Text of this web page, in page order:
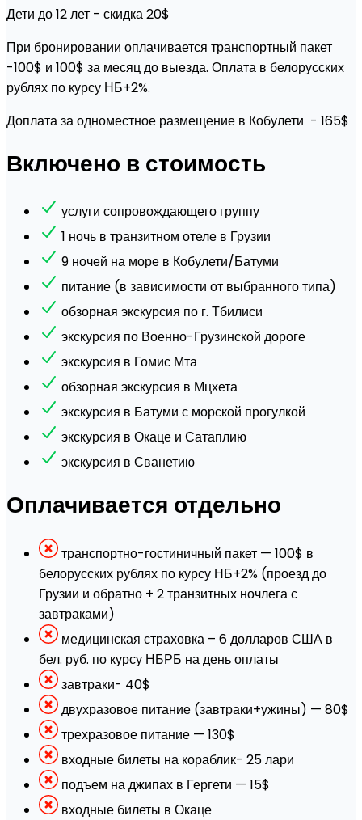
Дети до 12 лет - скидка 20$
При бронировании оплачивается транспортный пакет
-100$ и 100$ за месяц до выезда. Оплата в белорусских
рублях по курсу НБ+2%.
Доплата за одноместное размещение в Кобулети - 165$
Включено в стоимость
услуги сопровождающего группу
1 ночь в транзитном отеле в Грузии
9 ночей на море в Кобулети/Батуми
питание (в зависимости от выбранного типа)
обзорная экскурсия по г. Тбилиси
экскурсия по Военно-Грузинской дороге
экскурсия в Гомис Мта
обзорная экскурсия в Мцхета
экскурсия в Батуми с морской прогулкой
экскурсия в Окаце и Сатаплию
экскурсия в Сванетию
Оплачивается отдельно
транспортно-гостиничный пакет — 100$ в
белорусских рублях по курсу НБ+2% (проезд до
Грузии и обратно + 2 транзитных ночлега с
завтраками)
медицинская страховка – 6 долларов США в
бел. руб. по курсу НБРБ на день оплаты
завтраки- 40$
двухразовое питание (завтраки+ужины) — 80$
трехразовое питание — 130$
входные билеты на кораблик- 25 лари
подъем на джипах в Гергети — 15$
входные билеты в Окаце